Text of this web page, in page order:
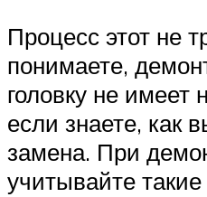
Процесс этот не
понимаете,
головку не имеет
если знаете, как
замена. При
учитывайте